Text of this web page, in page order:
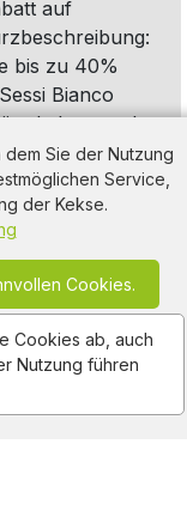
Sie der Nutzung
Service,
der Kekse.
Cookies.
Cookies ab, auch
Nutzung führen
auf
bis zu 40%
Bianco
Leben, mehr
oder
,Milch,